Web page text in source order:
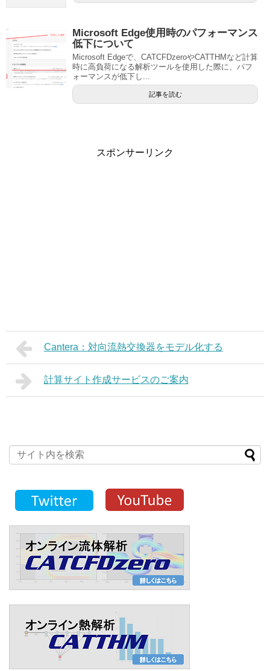
Microsoft Edge使用時のパフォーマンス
低下について
Microsoft Edgeで、CATCFDzeroやCATTHMなど計算
時に高負荷になる解析ツールを使用した際に、パフ
ォーマンスが低下し...
記事を読む
スポンサーリンク
Cantera：対向流熱交換器をモデル化する
計算サイト作成サービスのご案内